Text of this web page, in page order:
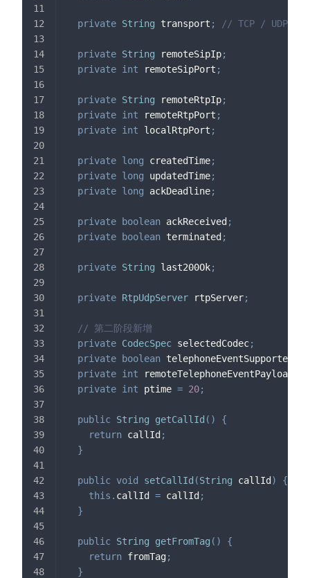
private String transport ; // TCP / UDP
private String remoteSipIp;
private int remoteSipPort ;
private String remoteRtpIp;
private int remoteRtpPort ;
private int localRtpPort ;
private long createdTime;
private long updatedTime;
private long ackDeadline;
private boolean ackReceived ;
private
boolean terminated ;
private String last200Ok;
private RtpUdpServer rtpServer;
// 第二阶段新增
private CodecSpec selectedCodec;
private
boolean telephoneEventSupported
private int
private int ptime = 20;
public String getCallId ( )
{
return callId ;
}
public void setCallId (String callId )
{
this . callId = callId ;
}
public String getFromTag ( )
{
return fromTag;
}